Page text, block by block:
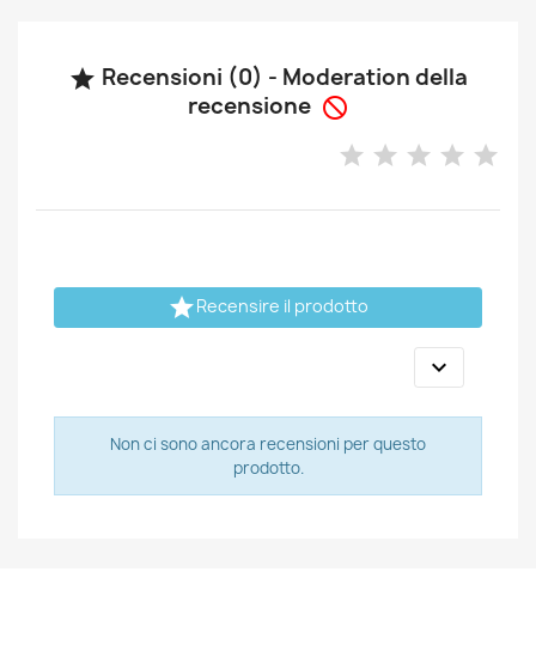
 Recensioni (0) - Moderation della
recensione 
Recensire il prodotto

Non ci sono ancora recensioni per questo
prodotto.